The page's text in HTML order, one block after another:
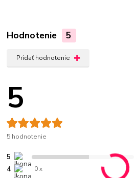
Hodnotenie 5
Pridať hodnotenie
5
5 hodnotenie
5
4 0 x